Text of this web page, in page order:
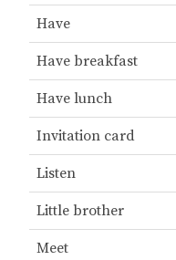
Have
Have breakfast
Have lunch
Invitation card
Listen
Little brother
Meet